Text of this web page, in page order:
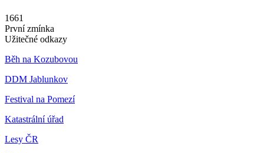
1661
První zmínka
Užitečné odkazy
Běh na Kozubovou
DDM Jablunkov
Festival na Pomezí
Katastrální úřad
Lesy ČR